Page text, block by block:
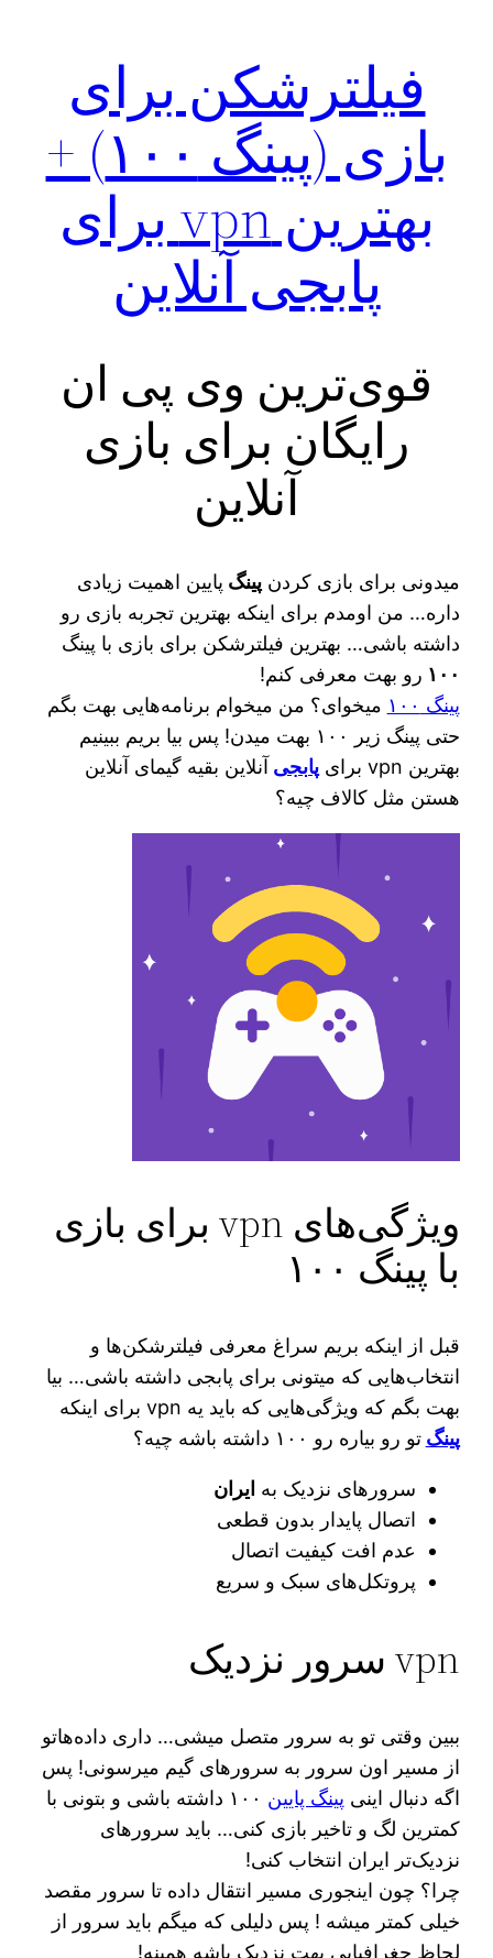
فیلترشکن برای
بازی (پینگ ۱۰۰) +
بهترین vpn برای
پابجی آنلاین
قوی‌ترین وی پی ان
رایگان برای بازی
آنلاین
میدونی برای بازی کردنپینگ پایین اهمیت زیادی
داره… من اومدم برای اینکه بهترین تجربه بازی رو
داشته باشی… بهترین فیلترشکن برای بازی با پینگ
۱۰۰ رو بهت معرفی کنم!
پینگ ۱۰۰
میخوای؟ من میخوام برنامه‌هایی بهت بگم
حتی پینگ زیر ۱۰۰ بهت میدن! پس بیا بریم ببینیم
بهترین vpn برای
پابجی آنلاین بقیه گیمای آنلاین
هستن مثل کالاف چیه؟
ویژگی‌های vpn برای بازی
با پینگ ۱۰۰
قبل از اینکه بریم سراغ معرفی فیلترشکن‌ها و
انتخاب‌هایی که میتونی برای پابجی داشته باشی… بیا
بهت بگم که ویژگی‌هایی که باید یه vpn برای اینکه
پینگ تو رو بیاره رو ۱۰۰ داشته باشه چیه؟
سرورهای نزدیک به ایران
اتصال پایدار بدون قطعی
عدم افت کیفیت اتصال
پروتکل‌های سبک و سریع
vpn سرور نزدیک
ببین وقتی تو به سرور متصل میشی… داری داده‌هاتو
از مسیر اون سرور به سرورهای گیم میرسونی! پس
اگه دنبال اینی پینگ پایین
۱۰۰ داشته باشی و بتونی با
کمترین لگ و تاخیر بازی کنی… باید سرورهای
نزدیک‌تر ایران انتخاب کنی!
چرا؟ چون اینجوری مسیر انتقال داده تا سرور مقصد
خیلی کمتر میشه ! پس دلیلی که میگم باید سرور از
لحاظ جغرافیایی بهت نزدیک باشه همینه!